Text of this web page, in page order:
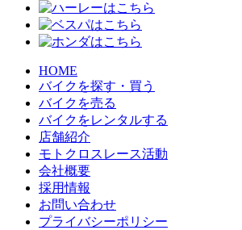
HOME
バイクを探す・買う
バイクを売る
バイクをレンタルする
店舗紹介
モトクロスレース活動
会社概要
採用情報
お問い合わせ
プライバシーポリシー